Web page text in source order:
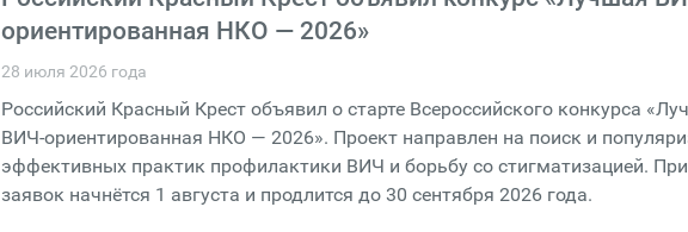
ориентированная НКО — 2026»
28 июля 2026 года
Российский Красный Крест объявил о старте Всероссийского конкурса
ВИЧ-ориентированная НКО — 2026». Проект направлен на поиск и
эффективных практик профилактики ВИЧ и борьбу со стигматизацией.
заявок начнётся 1 августа и продлится до 30 сентября 2026 года.